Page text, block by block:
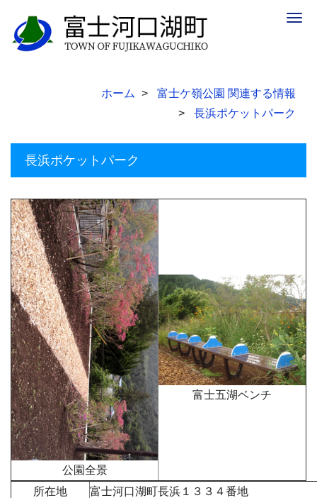
ホーム
富士ケ嶺公園 関連する情報
長浜ポケットパーク
長浜ポケットパーク
公園全景
富士五湖ベンチ
所在地
富士河口湖町長浜１３３４番地